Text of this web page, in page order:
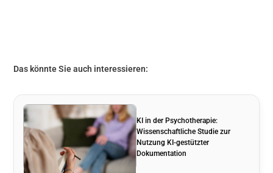
Das könnte Sie auch interessieren:
KI in der Psychotherapie:
Wissenschaftliche Studie zur
Nutzung KI-gestützter
Dokumentation